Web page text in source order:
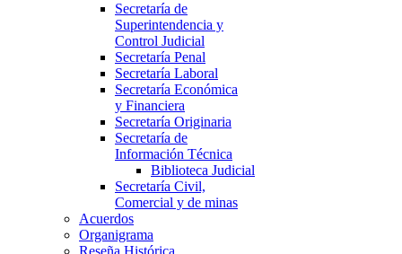
Secretaría de
Superintendencia y
Control Judicial
Secretaría Penal
Secretaría Laboral
Secretaría Económica
y Financiera
Secretaría Originaria
Secretaría de
Información Técnica
Biblioteca Judicial
Secretaría Civil,
Comercial y de minas
Acuerdos
Organigrama
Reseña Histórica